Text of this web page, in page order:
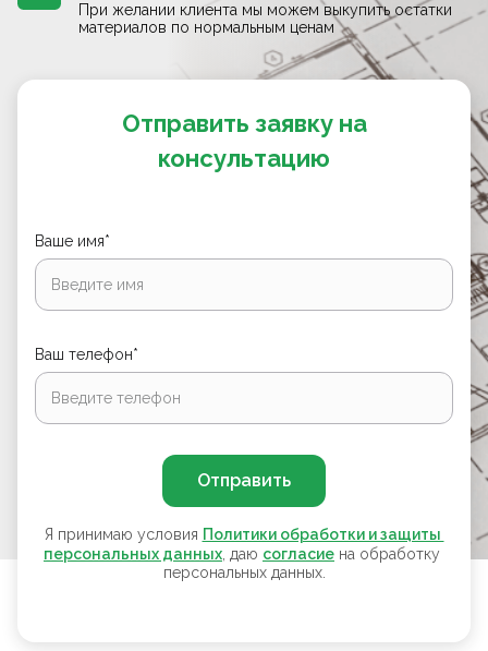
При желании клиента мы можем выкупить остатки
материалов по нормальным ценам
Отправить заявку на
консультацию
Ваше имя*
Ваш телефон*
Отправить
Я принимаю условия Политики обработки и защиты
персональных данных , даю согласие на обработку
персональных данных.